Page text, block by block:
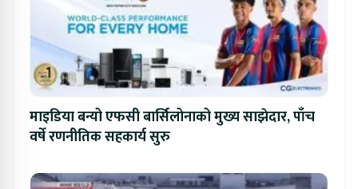
माइडिया बन्यो एफसी बार्सिलोनाको मुख्य साझेदार, पाँच
वर्षे रणनीतिक सहकार्य सुरु